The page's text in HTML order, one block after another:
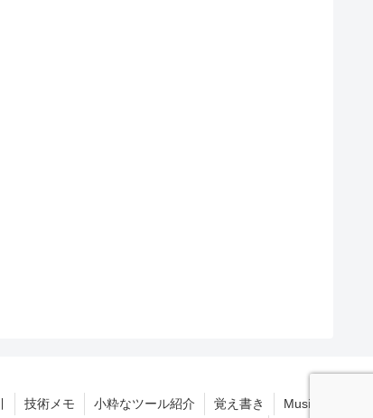
技術メモ 小粋なツール紹介 覚え書き Music